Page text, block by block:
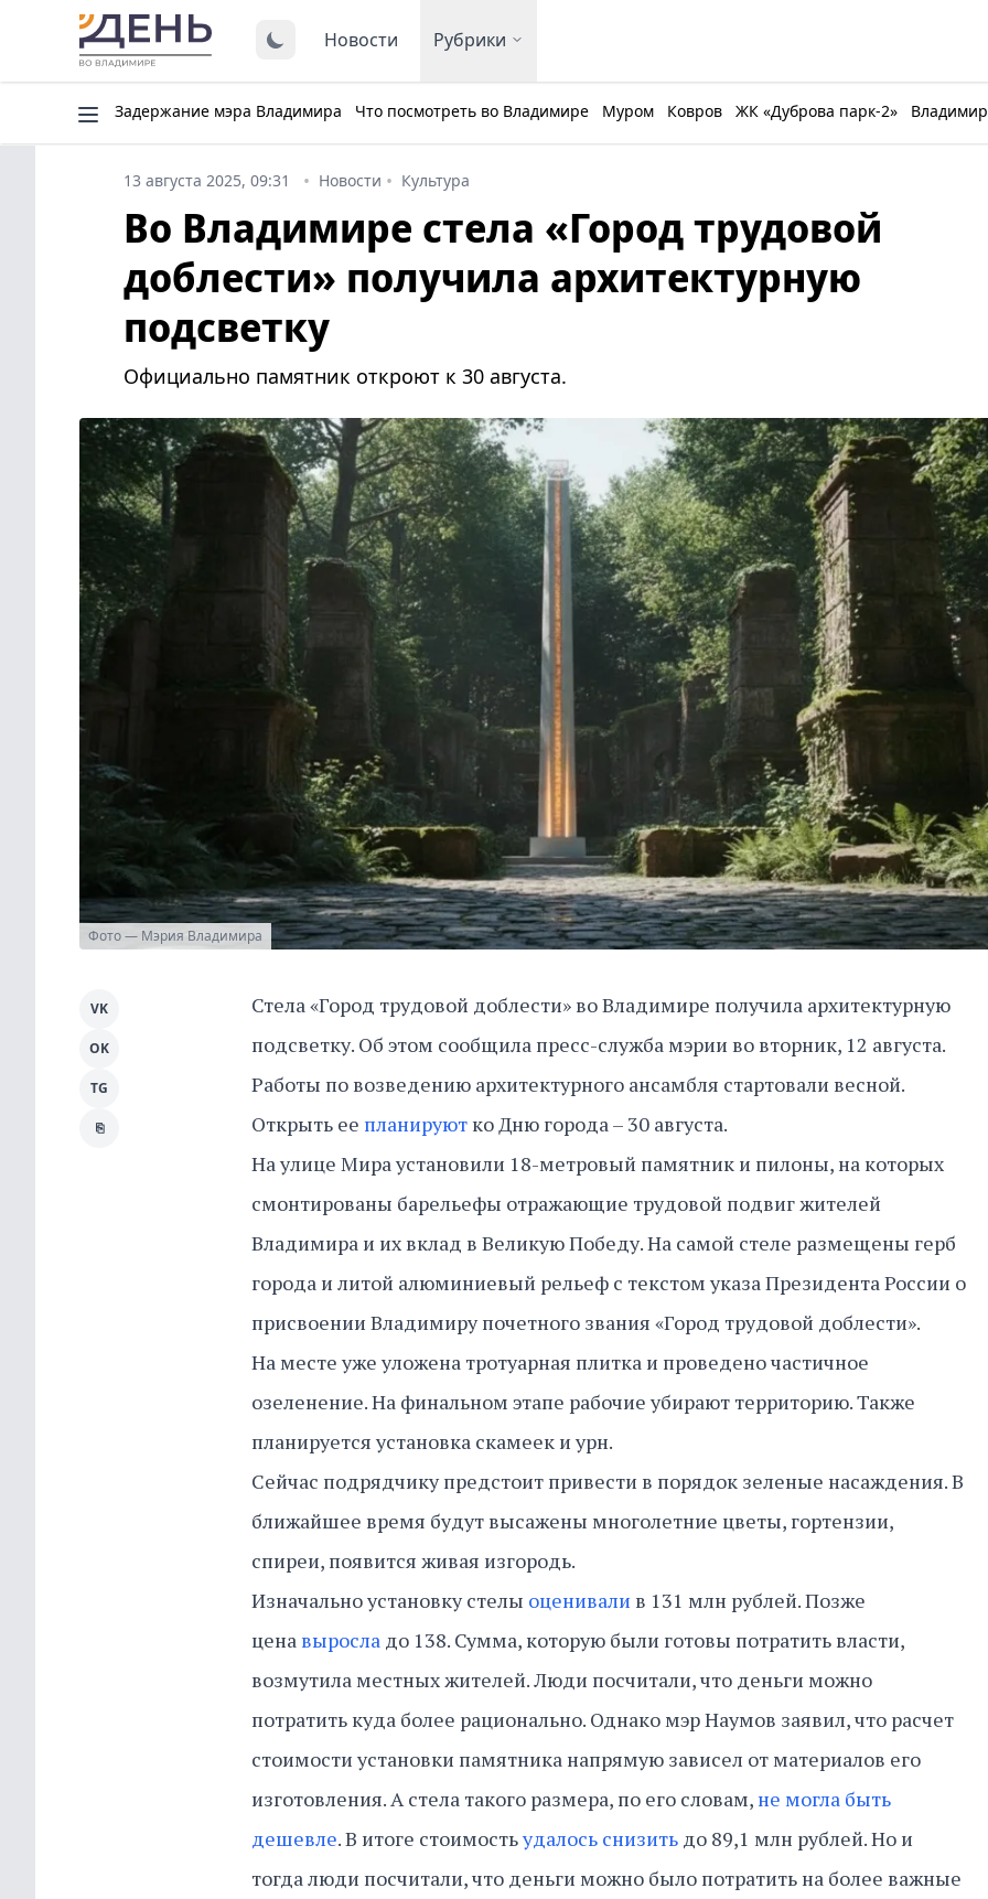
Новости Рубрики
Задержание мэра Владимира Что посмотреть во Владимире Муром Ковров ЖК «Дуброва парк-2»
13 августа 2025, 09:31 Новости Культура
Во Владимире стела «Город трудовой
доблести» получила архитектурную
подсветку
Официально памятник откроют к 30 августа.
Фото — Мэрия Владимира
Стела «Город трудовой доблести» во Владимире получила архитектурную
подсветку. Об этом сообщила пресс-служба мэрии во вторник, 12 августа.
Работы по возведению архитектурного ансамбля стартовали весной.
Открыть ее планируют ко Дню города – 30 августа.
На улице Мира установили 18-метровый памятник и пилоны, на которых
смонтированы барельефы отражающие трудовой подвиг жителей
Владимира и их вклад в Великую Победу. На самой стеле размещены герб
города и литой алюминиевый рельеф с текстом указа Президента России о
присвоении Владимиру почетного звания «Город трудовой доблести».
На месте уже уложена тротуарная плитка и проведено частичное
озеленение. На финальном этапе рабочие убирают территорию. Также
планируется установка скамеек и урн.
Сейчас подрядчику предстоит привести в порядок зеленые насаждения. В
ближайшее время будут высажены многолетние цветы, гортензии,
спиреи, появится живая изгородь.
Изначально установку стелы оценивали в 131 млн рублей. Позже
цена выросла до 138. Сумма, которую были готовы потратить власти,
возмутила местных жителей. Люди посчитали, что деньги можно
потратить куда более рационально. Однако мэр Наумов заявил, что расчет
стоимости установки памятника напрямую зависел от материалов его
изготовления. А стела такого размера, по его словам, не могла быть
дешевле. В итоге стоимостьудалось снизить до 89,1 млн рублей. Но и
тогда люди посчитали, что деньги можно было потратить на более важные
VK
OK
TG
⎘